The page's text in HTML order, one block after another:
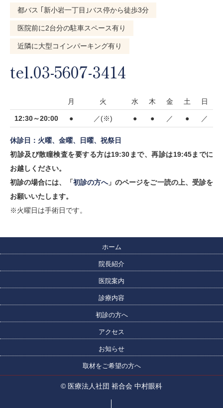
都バス ｢新小岩一丁目｣バス停から徒歩3分
医院前に2台分の駐車スペース有り
近隣に大型コインパーキング有り
tel.03-5607-3414
月 火 水 木 金 土 日
12:30～20:00 ● ／(※) ● ● ／ ● ／
休診日：火曜、金曜、日曜、祝祭日
初診及び散瞳検査を要する方は19:30まで、再診は19:45までに
お越しください。
初診の場合には、「初診の方へ」のページをご一読の上、受診を
お願いいたします。
※火曜日は手術日です。
ホーム
院長紹介
医院案内
診療内容
初診の方へ
アクセス
お知らせ
取材をご希望の方へ
© 医療法人社団 裕合会 中村眼科